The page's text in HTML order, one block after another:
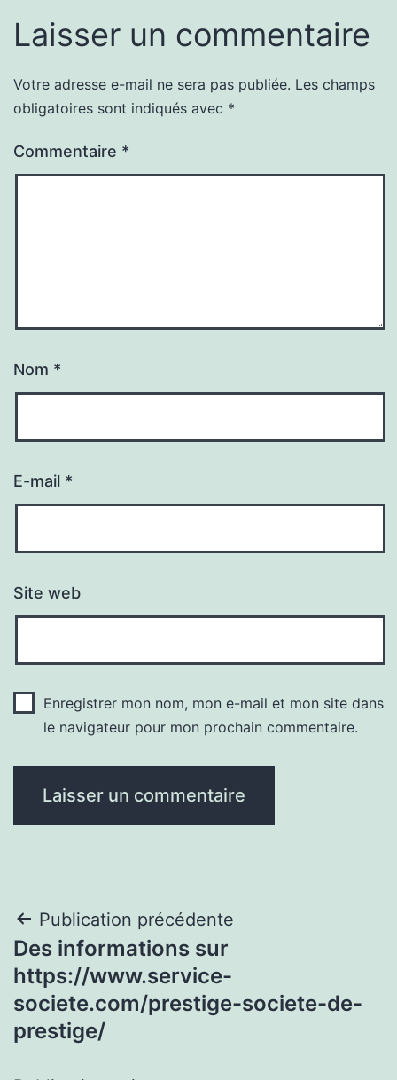
Laisser un commentaire
Votre adresse e-mail ne sera pas publiée. Les champs
obligatoires sont indiqués avec *
Commentaire *
Nom *
E-mail *
Site web
Enregistrer mon nom, mon e-mail et mon site dans
le navigateur pour mon prochain commentaire.
Navigation
de
l’article
Publication précédente
Des informations sur
https://www.service-
societe.com/prestige-societe-de-
prestige/